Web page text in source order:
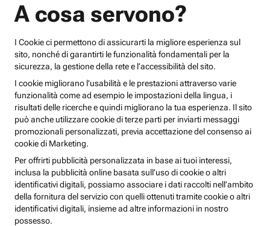
A cosa servono?
I Cookie ci permettono di assicurarti la migliore esperienza sul
sito, nonché di garantirti le funzionalità fondamentali per la
sicurezza, la gestione della rete e l’accessibilità del sito.
I cookie migliorano l’usabilità e le prestazioni attraverso varie
funzionalità come ad esempio le impostazioni della lingua, i
risultati delle ricerche e quindi migliorano la tua esperienza. Il sito
può anche utilizzare cookie di terze parti per inviarti messaggi
promozionali personalizzati, previa accettazione del consenso ai
cookie di Marketing.
Per offrirti pubblicità personalizzata in base ai tuoi interessi,
inclusa la pubblicità online basata sull’uso di cookie o altri
identificativi digitali, possiamo associare i dati raccolti nell’ambito
della fornitura del servizio con quelli ottenuti tramite cookie o altri
identificativi digitali, insieme ad altre informazioni in nostro
possesso.